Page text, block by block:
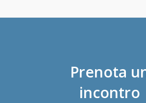
Prenota
incontro